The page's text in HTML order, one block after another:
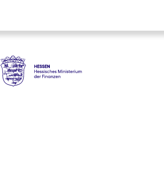
Hessen - Hessisches Ministerium